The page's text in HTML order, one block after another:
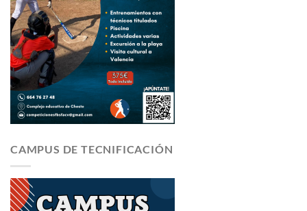
CAMPUS DE TECNIFICACIÓN